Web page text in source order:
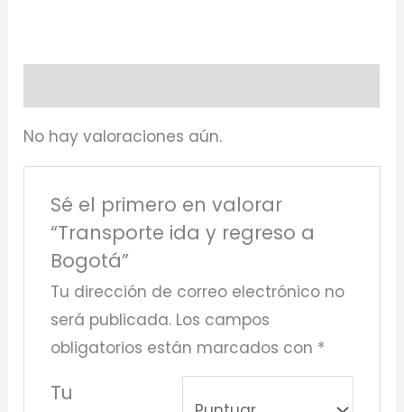
No hay valoraciones aún.
Sé el primero en valorar
“Transporte ida y regreso a
Bogotá”
Tu dirección de correo electrónico no
será publicada. Los campos
obligatorios están marcados con *
Tu